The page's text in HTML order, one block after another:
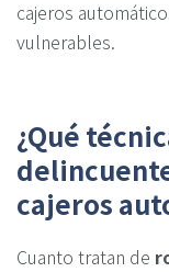
cajeros
vulnerables.
¿Qué
cajeros
Cuanto tratan de